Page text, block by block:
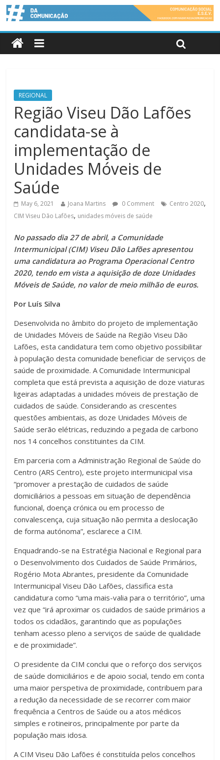
REGIONAL
Região Viseu Dão Lafões
candidata-se à
implementação de
Unidades Móveis de
Saúde
May 6, 2021 Joana Martins 0 Comment Centro 2020,
CIM Viseu Dão Lafões, unidades móveis de saúde
No passado dia 27 de abril, a Comunidade
Intermunicipal (CIM) Viseu Dão Lafões apresentou
uma candidatura ao Programa Operacional Centro
2020, tendo em vista a aquisição de doze Unidades
Móveis de Saúde, no valor de meio milhão de euros.
Por Luís Silva
Desenvolvida no âmbito do projeto de implementação
de Unidades Móveis de Saúde na Região Viseu Dão
Lafões, esta candidatura tem como objetivo possibilitar
à população desta comunidade beneficiar de serviços de
saúde de proximidade. A Comunidade Intermunicipal
completa que está prevista a aquisição de doze viaturas
ligeiras adaptadas a unidades móveis de prestação de
cuidados de saúde. Considerando as crescentes
questões ambientais, as doze Unidades Móveis de
Saúde serão elétricas, reduzindo a pegada de carbono
nos 14 concelhos constituintes da CIM.
Em parceria com a Administração Regional de Saúde do
Centro (ARS Centro), este projeto intermunicipal visa
“promover a prestação de cuidados de saúde
domiciliários a pessoas em situação de dependência
funcional, doença crónica ou em processo de
convalescença, cuja situação não permita a deslocação
de forma autónoma”, esclarece a CIM.
Enquadrando-se na Estratégia Nacional e Regional para
o Desenvolvimento dos Cuidados de Saúde Primários,
Rogério Mota Abrantes, presidente da Comunidade
Intermunicipal Viseu Dão Lafões, classifica esta
candidatura como “uma mais-valia para o território”, uma
vez que “irá aproximar os cuidados de saúde primários a
todos os cidadãos, garantindo que as populações
tenham acesso pleno a serviços de saúde de qualidade
e de proximidade”.
O presidente da CIM conclui que o reforço dos serviços
de saúde domiciliários e de apoio social, tendo em conta
uma maior perspetiva de proximidade, contribuem para
a redução da necessidade de se recorrer com maior
frequência a Centros de Saúde ou a atos médicos
simples e rotineiros, principalmente por parte da
população mais idosa.
A CIM Viseu Dão Lafões é constituída pelos concelhos